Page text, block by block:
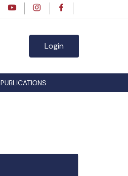
Login
PUBLICATIONS